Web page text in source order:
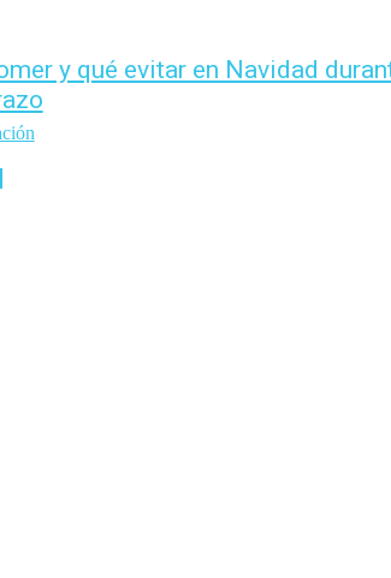
y qué evitar en Navidad